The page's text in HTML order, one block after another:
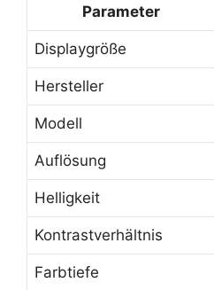
Parameter
Displaygröße
Hersteller
Modell
Auflösung
Helligkeit
Kontrastverhältnis
Farbtiefe